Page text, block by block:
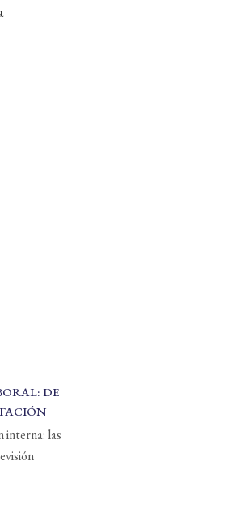
DE
interna: las